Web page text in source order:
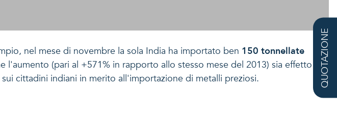
nel mese di novembre la sola India ha importato ben 150 tonnellate
(pari al +571% in rapporto allo stesso mese del 2013) sia effetto
cittadini indiani in merito all'importazione di metalli preziosi.
QUOTAZIONE